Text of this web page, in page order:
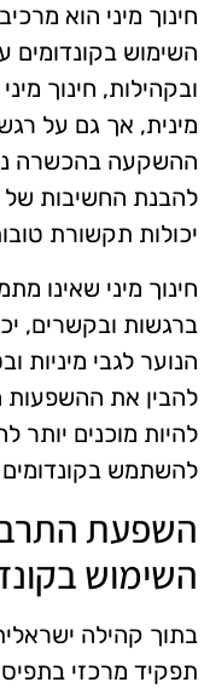
חינוך מיני הוא
השימוש
ובקהילות, חינוך
מינית, אך גם על
ההשקעה בהכשרה
להבנת החשיבות של
יכולות תקשורת
חינוך מיני שאינו
ברגשות ובקשרים,
הנוער לגבי מיניות
להבין את ההשפעות
להיות מוכנים יותר
להשתמש
השפעת
השימוש
בתוך קהילה
תפקיד מרכזי